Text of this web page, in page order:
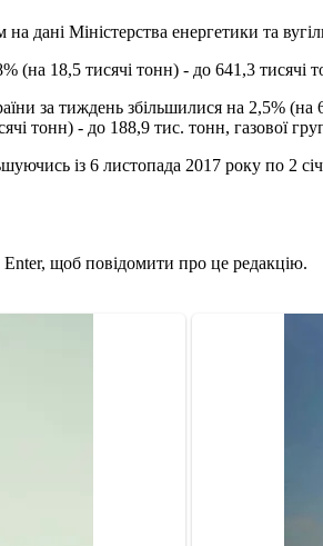
дані Міністерства енергетики та
(на 18,5 тисячі тонн) - до 641,3 тисячі
за тиждень збільшилися на 2,5% (на
тонн) - до 188,9 тис. тонн, газової
із 6 листопада 2017 року по
Enter, щоб повідомити про це редакцію.